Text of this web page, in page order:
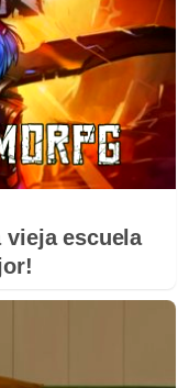
vieja escuela